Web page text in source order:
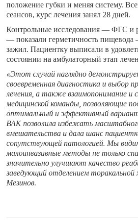
положение губки и меняя систему.
сеансов, курс лечения занял 28 дней.
Контрольные исследования — ФГС и
— показали герметичность
зажил. Пациентку выписали в
состоянии на амбулаторный этап
«Этот случай наглядно
своевременная диагностика и выбор
лечения, а также взаимопонимание
медицинской команды, позволяющие
оптимальный и эффективный
ВАК позволила избежать
вмешательства и дала шанс
сопутствующей патологией. Мы
малоинвазивные методы не только
значительно улучшают качество
заведующий отделением торакальной
Мезинов.